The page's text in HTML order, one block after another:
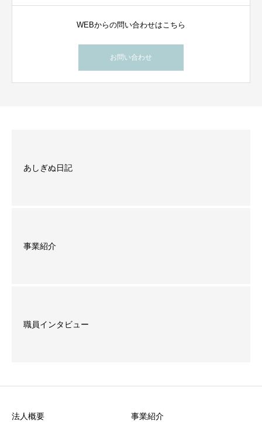
WEBからの問い合わせはこちら
お問い合わせ
あしぎぬ日記
事業紹介
職員インタビュー
法人概要 事業紹介